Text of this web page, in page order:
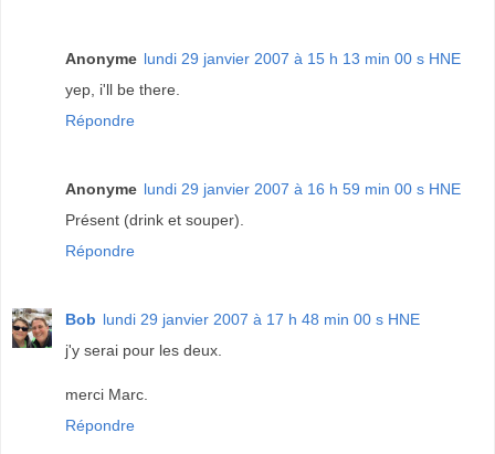
Anonyme lundi 29 janvier 2007 à 15 h 13 min 00 s HNE
yep, i'll be there.
Répondre
Anonyme lundi 29 janvier 2007 à 16 h 59 min 00 s HNE
Présent (drink et souper).
Répondre
Bob lundi 29 janvier 2007 à 17 h 48 min 00 s HNE
j'y serai pour les deux.
merci Marc.
Répondre